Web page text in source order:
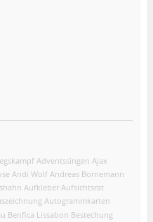
Adventssingen Ajax
Andi Wolf Andreas Bornemann
Aufkleber Aufsichtsrat
Autogrammkarten
Benfica Lissabon Bestechung